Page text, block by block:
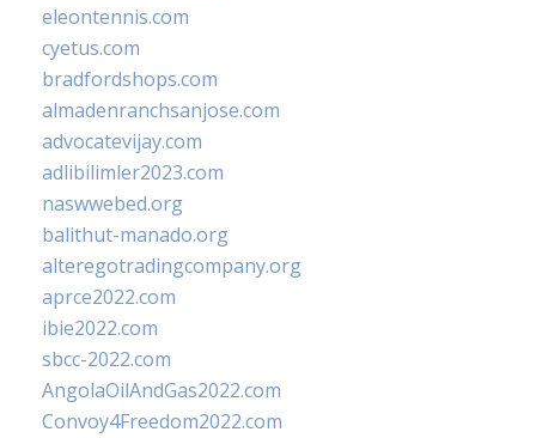
eleontennis.com
cyetus.com
bradfordshops.com
almadenranchsanjose.com
advocatevijay.com
adlibilimler2023.com
naswwebed.org
balithut-manado.org
alteregotradingcompany.org
aprce2022.com
ibie2022.com
sbcc-2022.com
AngolaOilAndGas2022.com
Convoy4Freedom2022.com